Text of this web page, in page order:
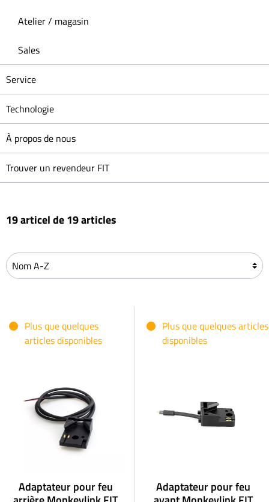
Atelier / magasin
Sales
Service
Technologie
À propos de nous
Trouver un revendeur FIT
19 articel de 19 articles
Plus que quelques
articles disponibles
Adaptateur pour feu
Plus que quelques articles
disponibles
Adaptateur pour feu